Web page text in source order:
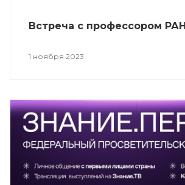
Встреча с профессором РАН
1 ноября 2023